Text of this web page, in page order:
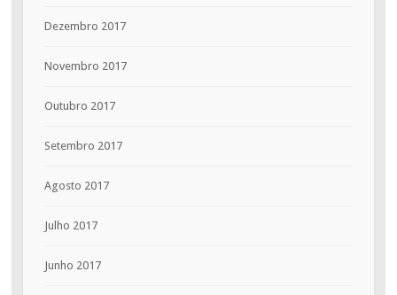
Dezembro 2017
Novembro 2017
Outubro 2017
Setembro 2017
Agosto 2017
Julho 2017
Junho 2017